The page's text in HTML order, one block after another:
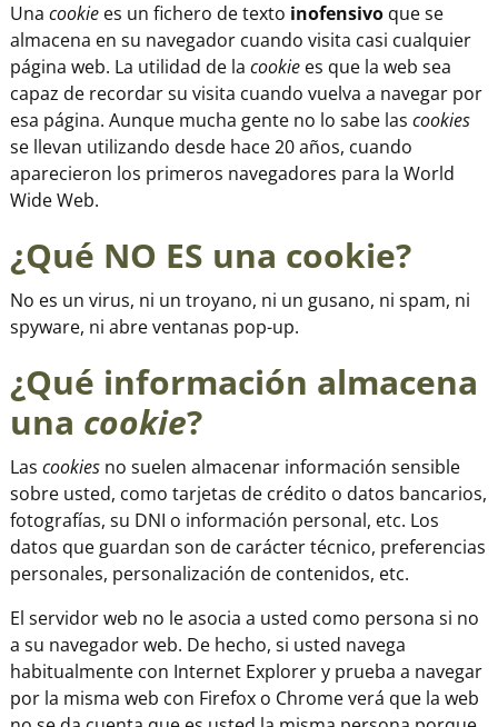
Una cookiees un fichero de texto inofensivoque se
almacena en su navegador cuando visita casi cualquier
página web. La utilidad de la cookiees que la web sea
capaz de recordar su visita cuando vuelva a navegar por
esa página. Aunque mucha gente no lo sabe las cookies
se llevan utilizando desde hace 20 años, cuando
aparecieron los primeros navegadores para la World
Wide Web.
¿Qué NO ES una cookie?
No es un virus, ni un troyano, ni un gusano, ni spam, ni
spyware, ni abre ventanas pop-up.
¿Qué información almacena
una cookie?
Las cookiesno suelen almacenar información sensible
sobre usted, como tarjetas de crédito o datos bancarios,
fotografías, su DNI o información personal, etc. Los
datos que guardan son de carácter técnico, preferencias
personales, personalización de contenidos, etc.
El servidor web no le asocia a usted como persona si no
a su navegador web. De hecho, si usted navega
habitualmente con Internet Explorer y prueba a navegar
por la misma web con Firefox o Chrome verá que la web